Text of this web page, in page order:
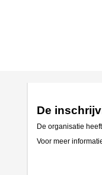
De
De organisatie
Voor meer